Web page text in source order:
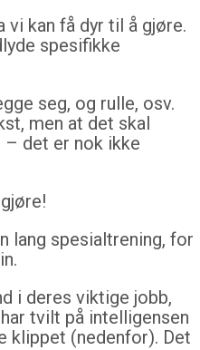
kan få dyr til å gjøre.
spesifikke
seg, og rulle, osv.
men at det skal
det er nok ikke
lang spesialtrening, for
i deres viktige jobb,
tvilt på intelligensen
klippet (nedenfor). Det